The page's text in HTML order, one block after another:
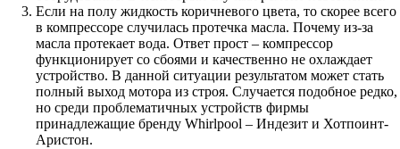
Если на полу жидкость коричневого цвета, то скорее всего
в компрессоре случилась протечка масла. Почему из-за
масла протекает вода. Ответ прост – компрессор
функционирует со сбоями и качественно не охлаждает
устройство. В данной ситуации результатом может стать
полный выход мотора из строя. Случается подобное редко,
но среди проблематичных устройств фирмы
принадлежащие бренду Whirlpool – Индезит и Хотпоинт-
Аристон.